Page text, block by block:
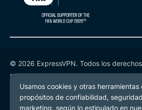
© 2026 ExpressVPN. Todos los
Política de Privacidad
Términos de Servicio
Preferencias de cookies